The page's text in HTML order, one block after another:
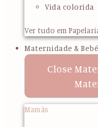
Vida colorida
Ver tudo em
Maternidade &
Close
Mamãs